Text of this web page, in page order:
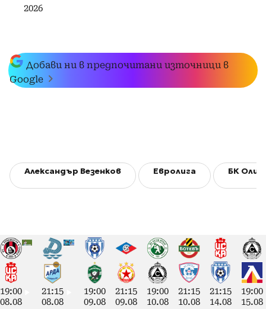
2026
Добави ни в предпочитани източници в
Google
Александър Везенков Евролига БК
19:00
08.08
21:15
08.08
19:00
09.08
21:15
09.08
19:00
10.08
21:15
10.08
21:15
14.08
19:00
15.08